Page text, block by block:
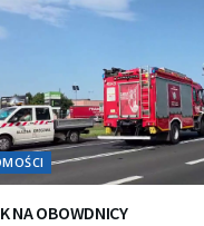
NA OBOWDNICY